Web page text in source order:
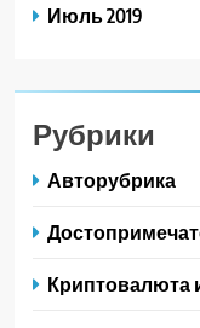
Июль 2019
Рубрики
Авторубрика
Криптовалюта